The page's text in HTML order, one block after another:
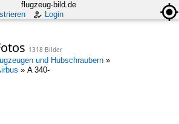
flugzeug-bild.de
Login
1318 Bilder
und Hubschraubern »
» A 340-